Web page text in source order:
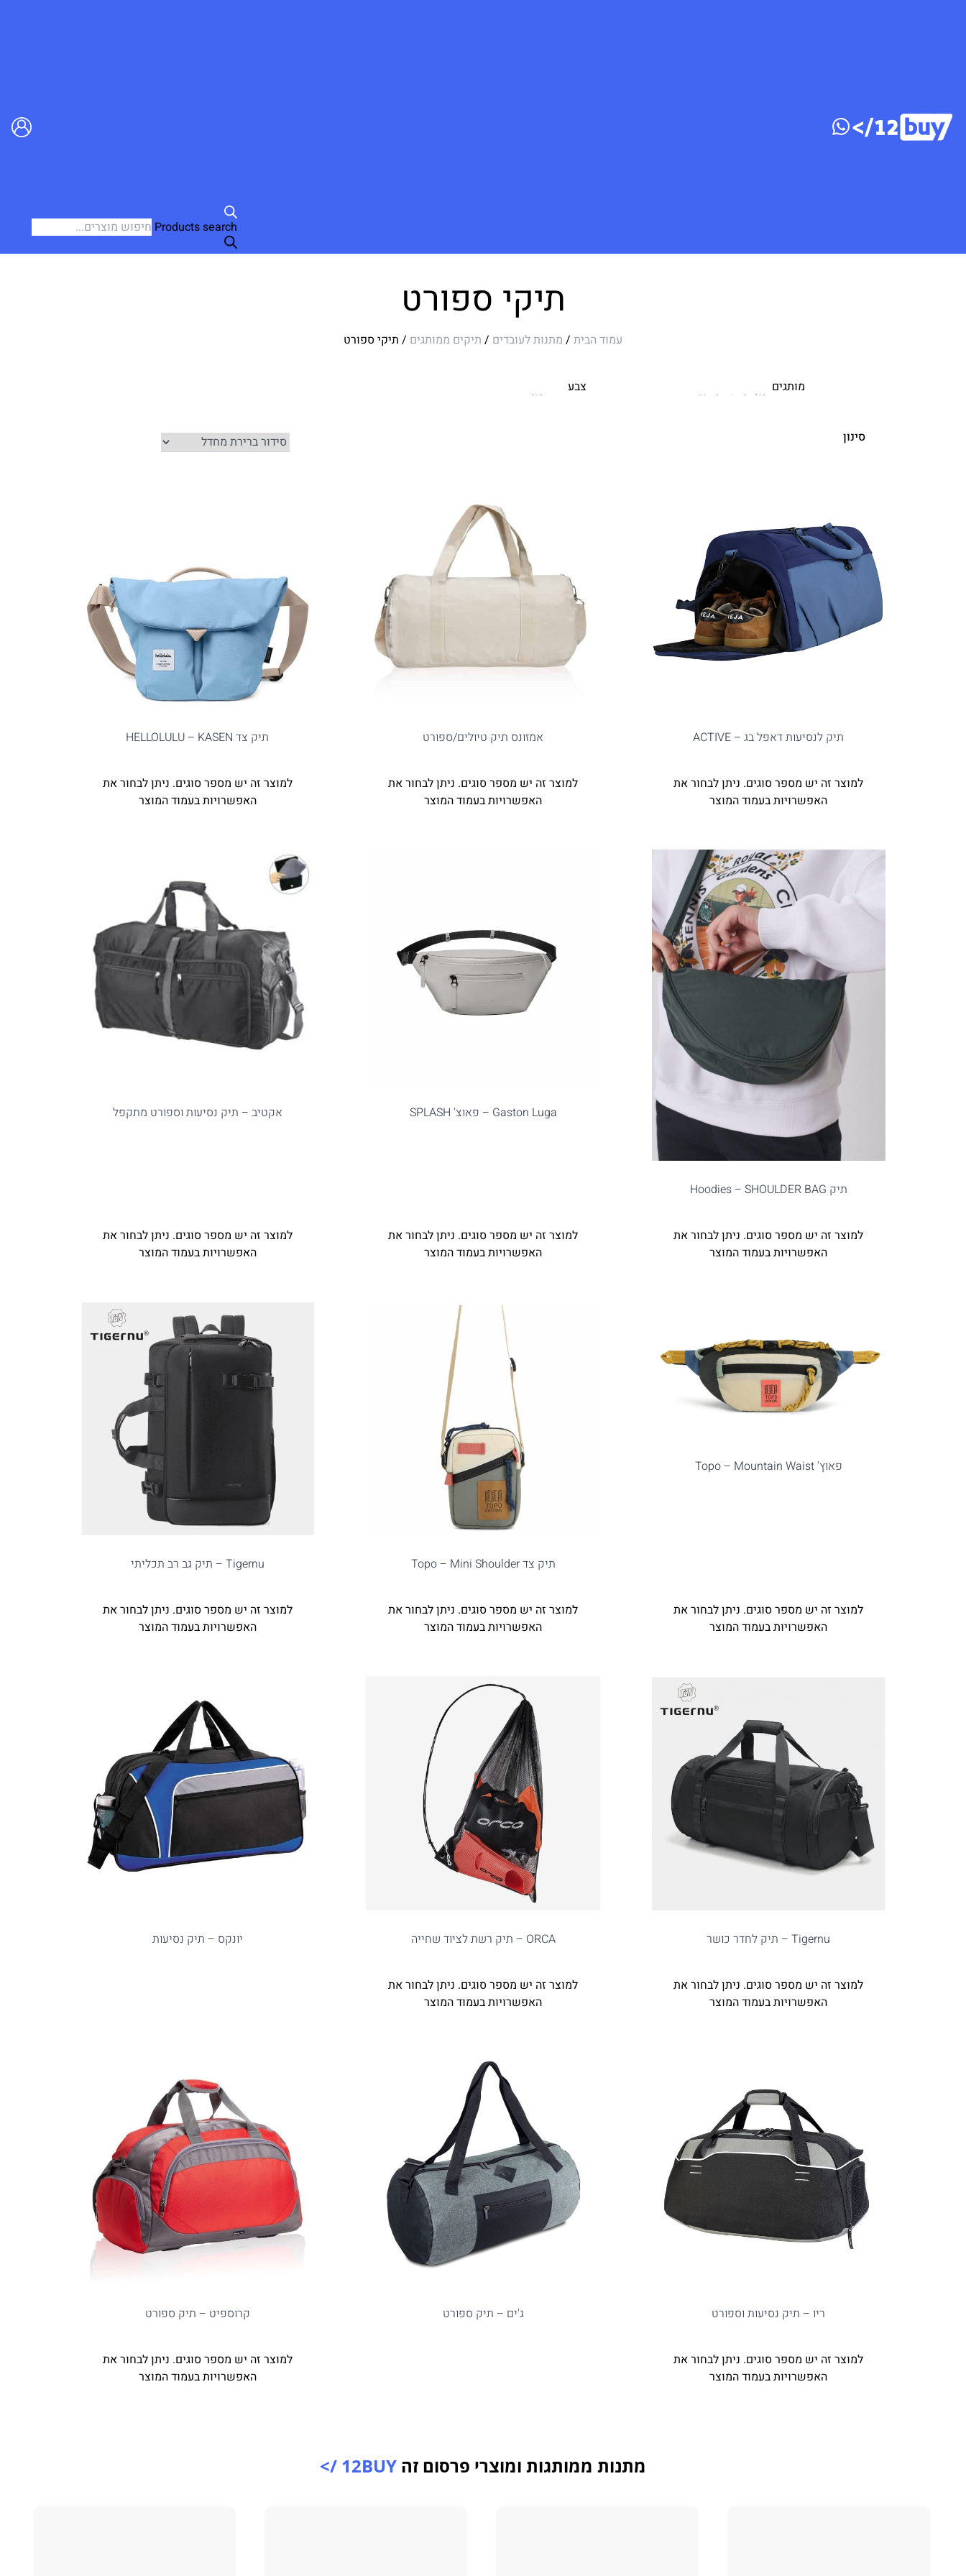
Products search
תיקי ספורט
עמוד הבית / מתנות לעובדים / תיקים ממותגים / תיקי ספורט
מותגים צבע
סינון
תיק לנסיעות דאפל בג – ACTIVE
למוצר זה יש מספר סוגים. ניתן לבחור את
האפשרויות בעמוד המוצר
אמזונס תיק טיולים/ספורט
למוצר זה יש מספר סוגים. ניתן לבחור את
האפשרויות בעמוד המוצר
תיק צד HELLOLULU – KASEN
למוצר זה יש מספר סוגים. ניתן לבחור את
האפשרויות בעמוד המוצר
תיק Hoodies – SHOULDER BAG
למוצר זה יש מספר סוגים. ניתן לבחור את
האפשרויות בעמוד המוצר
Gaston Luga – פאוצ' SPLASH
למוצר זה יש מספר סוגים. ניתן לבחור את
האפשרויות בעמוד המוצר
אקטיב – תיק נסיעות וספורט מתקפל
למוצר זה יש מספר סוגים. ניתן לבחור את
האפשרויות בעמוד המוצר
פאוץ' Topo – Mountain Waist
למוצר זה יש מספר סוגים. ניתן לבחור את
האפשרויות בעמוד המוצר
תיק צד Topo – Mini Shoulder
למוצר זה יש מספר סוגים. ניתן לבחור את
האפשרויות בעמוד המוצר
Tigernu – תיק גב רב תכליתי
למוצר זה יש מספר סוגים. ניתן לבחור את
האפשרויות בעמוד המוצר
Tigernu – תיק לחדר כושר
למוצר זה יש מספר סוגים. ניתן לבחור את
האפשרויות בעמוד המוצר
ORCA – תיק רשת לציוד שחייה
למוצר זה יש מספר סוגים. ניתן לבחור את
האפשרויות בעמוד המוצר
יונקס – תיק נסיעות
ריו – תיק נסיעות וספורט
למוצר זה יש מספר סוגים. ניתן לבחור את
האפשרויות בעמוד המוצר
ג'ים – תיק ספורט קרוספיט – תיק ספורט
למוצר זה יש מספר סוגים. ניתן לבחור את
האפשרויות בעמוד המוצר
מתנות ממותגות ומוצרי פרסום זה 12BUY />